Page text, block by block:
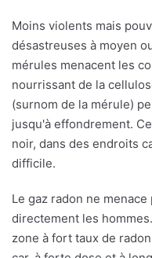
Moins violents mais
désastreuses à moyen
mérules menacent les
nourrissant de la
(surnom de la mérule)
jusqu'à effondrement.
noir, dans des endroits
difficile.
Le gaz radon ne
directement les
zone à fort taux de